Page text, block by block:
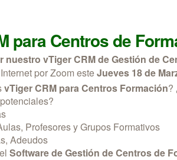
para Centros de
nuestro vTiger CRM de Gestión de
por Zoom esteJueves 18 de
vTiger CRM para Centros Formación?
Profesores y Grupos Formativos
Adeudos
Software de Gestión de Centros de